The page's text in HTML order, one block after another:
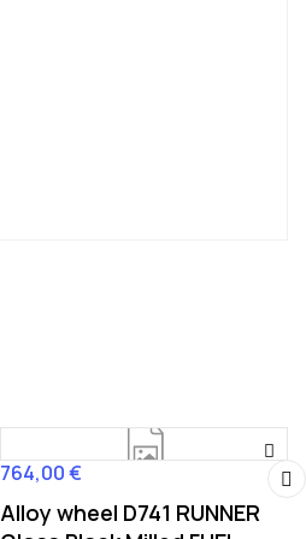
Cena
764,00 €
Alloy wheel D741 RUNNER